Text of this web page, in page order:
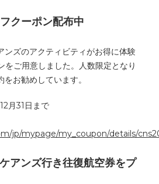
クーポン配布中
ンズのアクティビティがお得に体験
をご用意しました。人数限定となり
お勧めしています。
月31日まで
jp/mypage/my_coupon/details/
アンズ行き往復航空券をプ